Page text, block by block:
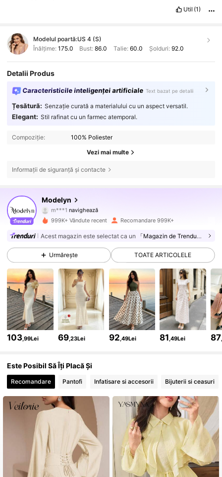
Util (1)
Modelul poartă:US 4 (S)
Înălțime: 175.0 Bust:86.0 Talie: 60.0 Șolduri: 92.0
Detalii Produs
Caracteristicile inteligenței artificiale Text bazat pe detalii
Țesătură: Senzație curată a materialului cu un aspect versatil.
Elegant: Stil rafinat cu un farmec atemporal.
Compoziție: 100% Poliester
Vezi mai multe
Informații de siguranță și contacte
Modelyn
m***1navighează
4,85
1.2M Urmăritori
4,85 1.2M Urmăritori
4,85 1.2M Urmăritori
1.2M Urmăritori
4,85 1.2M Urmăritori
1.2M Urmăritori
999K+ Vândute recent Recomandare 999K+
Acest magazin este selectat ca un 「Magazin de Trenduri」
Urmărește TOATE ARTICOLELE
103 ,99Lei 69 ,23Lei 92 ,49Lei 81 ,49Lei 87
Este Posibil Să Îți Placă Și
Recomandare Pantofi Infatisare si accesorii Bijuterii si ceasuri